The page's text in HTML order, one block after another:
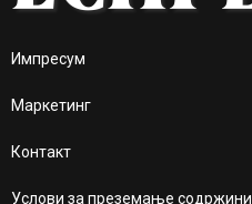
Импресум
Маркетинг
Контакт
Услови за преземање содржини